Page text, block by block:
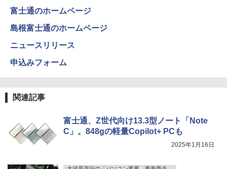
富士通のホームページ
島根富士通のホームページ
ニュースリリース
申込みフォーム
関連記事
富士通、Z世代向け13.3型ノート「Note
C」。848gの軽量Copilot+ PCも
2025年1月16日